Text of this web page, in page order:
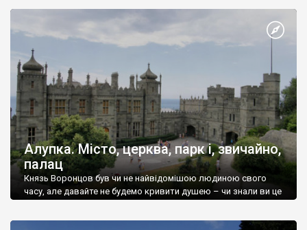
Алупка. Місто, церква, парк і, звичайно,
палац
Князь Воронцов був чи не найвідомішою людиною свого
часу, але давайте не будемо кривити душею – чи знали ви це